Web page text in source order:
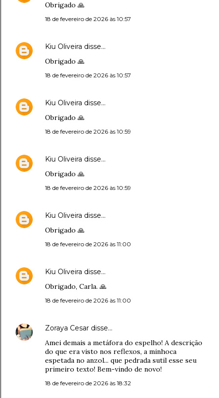
Obrigado 🙏
18 de fevereiro de 2026 às 10:57
Kiu Oliveira disse…
Obrigado 🙏
18 de fevereiro de 2026 às 10:57
Kiu Oliveira disse…
Obrigado 🙏
18 de fevereiro de 2026 às 10:59
Kiu Oliveira disse…
Obrigado 🙏
18 de fevereiro de 2026 às 10:59
Kiu Oliveira disse…
Obrigado 🙏
18 de fevereiro de 2026 às 11:00
Kiu Oliveira disse…
Obrigado, Carla. 🙏
18 de fevereiro de 2026 às 11:00
Zoraya Cesar disse…
Amei demais a metáfora do espelho! A descrição
do que era visto nos reflexos, a minhoca
espetada no anzol... que pedrada sutil esse seu
primeiro texto! Bem-vindo de novo!
18 de fevereiro de 2026 às 18:32